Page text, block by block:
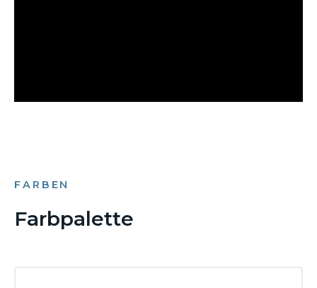
FARBEN
Farbpalette